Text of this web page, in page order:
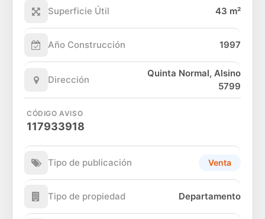
Superficie Útil 43 m²
Año Construcción 1997
Dirección
Quinta Normal, Alsino
5799
CÓDIGO AVISO
117933918
Tipo de publicación Venta
Tipo de propiedad Departamento